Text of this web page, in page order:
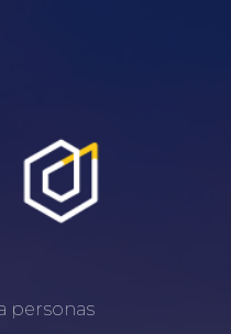
personas